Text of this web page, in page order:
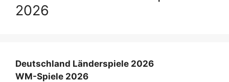
2026
Deutschland Länderspiele 2026
WM-Spiele 2026